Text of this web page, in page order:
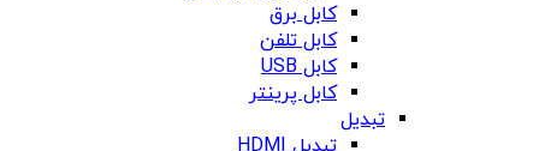
کابل برق
کابل تلفن
کابل USB
کابل پرینتر
تبدیل